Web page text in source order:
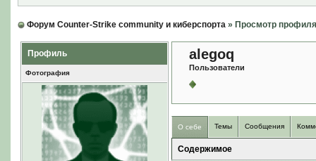
Форум Counter-Strike community и киберспорта» Просмотр профиля
Профиль
Фотография
alegoq
Пользователи
О себе Темы Сообщения
Содержимое